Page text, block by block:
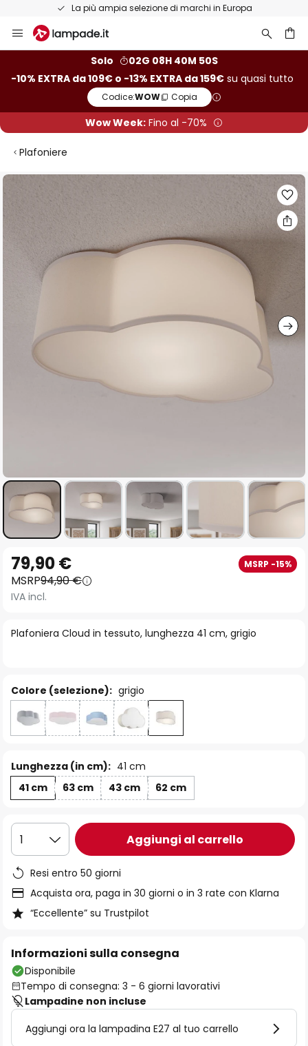
La più ampia selezione di marchi in Europa
Salta
al
Solo
02G 08H 40M 50S
-10% EXTRA da 109€ o -13% EXTRA da 159€ su quasi tutto
Codice:WOW Copia
Wow Week: Fino al -70%
Plafoniere
Vai
fine
della
galleria
immagini
all'inizio
della
galleria
immagini
Plafoniera Cloud in tessuto, lunghezza 41 cm, grigio
79,90 € MSRP -15%
MSRP94,90 €
IVA incl.
Colore (selezione): grigio
Lunghezza (in cm): 41 cm
41 cm
63 cm 43 cm 62 cm
1 Aggiungi al carrello
Resi entro 50 giorni
Acquista ora, paga in 30 giorni o in 3 rate con Klarna
“Eccellente” su Trustpilot
Informazioni sulla consegna
Disponibile
Tempo di consegna: 3 - 6 giorni lavorativi
Lampadine non incluse
Aggiungi ora la lampadina E27 al tuo carrello